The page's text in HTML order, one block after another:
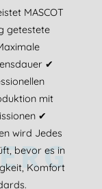
MASCOT
getestete
✔
mit
✔
wird Jedes
bevor es in
Komfort